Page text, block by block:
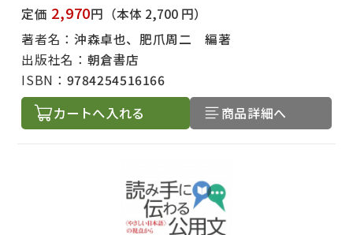
定価 2,970円 （本体 2,700 円）
著者名： 沖森卓也、肥爪周二 編著
出版社名： 朝倉書店
ISBN： 9784254516166
カートへ入れる 商品詳細へ